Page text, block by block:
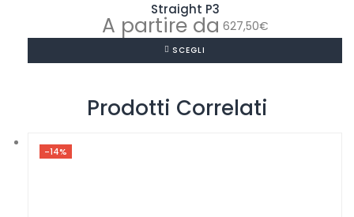
Straight P3
627,50€
SCEGLI
Prodotti Correlati
-14%